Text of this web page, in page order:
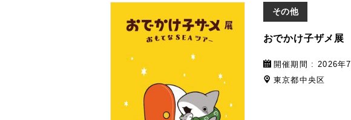
その他
おでかけ子ザメ
開催期間 : 2026年
東京都中央区